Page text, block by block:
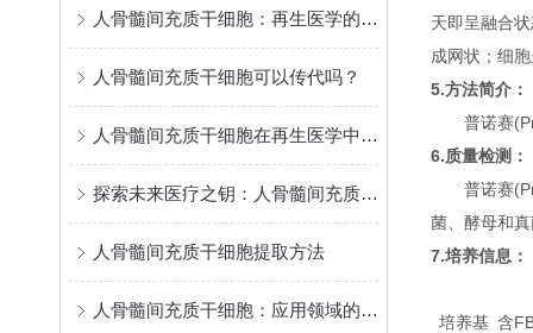
人骨髓间充质干细胞：再生医学的“希望之种”
人骨髓间充质干细胞可以传代吗？
人骨髓间充质干细胞在再生医学中的研究与应用
探索未来医疗之钥：人骨髓间充质干细胞的特性与应用
人骨髓间充质干细胞提取方法
人骨髓间充质干细胞：应用领域的突破与前景
天即呈融合
成网状；细
5.方法简介：
普诺赛
6.质量检测：
普诺赛
菌、酵母和
7.培养信息：
培养基 含